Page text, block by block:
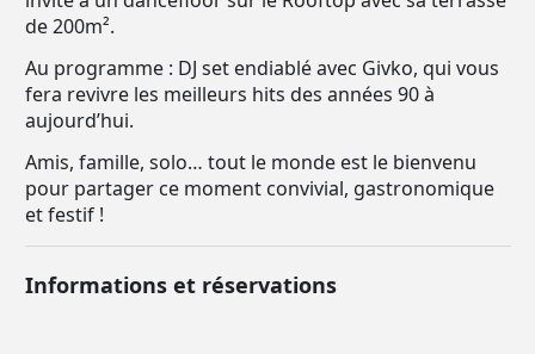
de 200m².
Au programme : DJ set endiablé avec Givko, qui vous
fera revivre les meilleurs hits des années 90 à
aujourd’hui.
Amis, famille, solo… tout le monde est le bienvenu
pour partager ce moment convivial, gastronomique
et festif !
Informations et réservations